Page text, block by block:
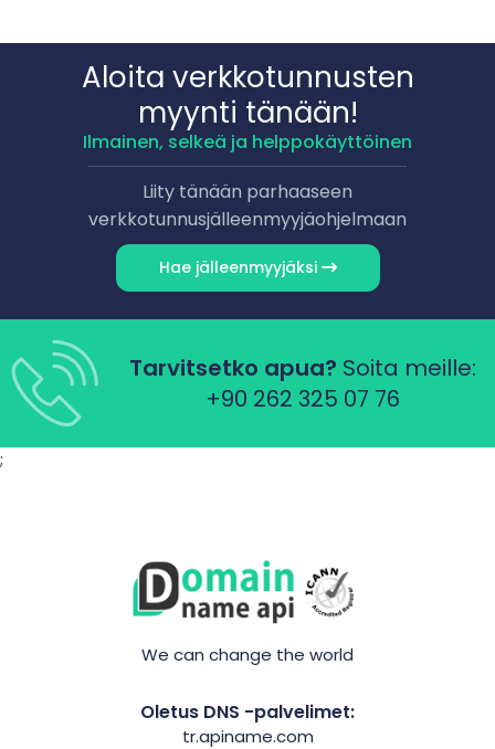
Aloita verkkotunnusten
myynti tänään!
Ilmainen, selkeä ja helppokäyttöinen
Liity tänään parhaaseen
verkkotunnusjälleenmyyjäohjelmaan
Hae jälleenmyyjäksi
Tarvitsetko apua? Soita meille:
+90 262 325 07 76
;
We can change the world
Oletus DNS -palvelimet:
tr.apiname.com